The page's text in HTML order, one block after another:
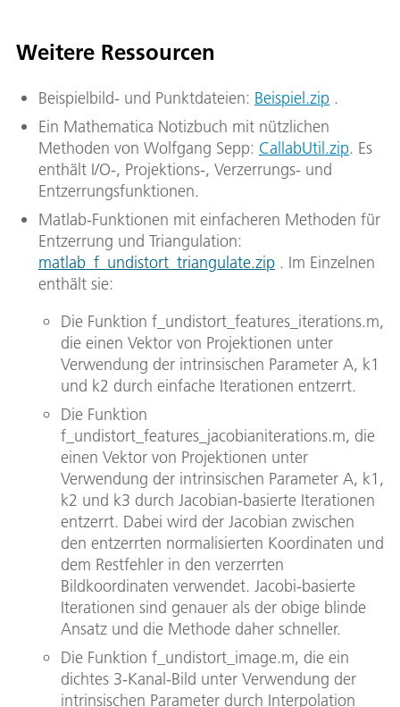
Weitere Ressourcen
Beispielbild- und Punktdateien: Beispiel.zip .
Ein Mathematica Notizbuch mit nützlichen
Methoden von Wolfgang Sepp: CallabUtil.zip. Es
enthält I/O-, Projektions-, Verzerrungs- und
Entzerrungsfunktionen.
Matlab-Funktionen mit einfacheren Methoden für
Entzerrung und Triangulation:
matlab_f_undistort_triangulate.zip . Im Einzelnen
enthält sie:
Die Funktion f_undistort_features_iterations.m,
die einen Vektor von Projektionen unter
Verwendung der intrinsischen Parameter A, k1
und k2 durch einfache Iterationen entzerrt.
Die Funktion
f_undistort_features_jacobianiterations.m, die
einen Vektor von Projektionen unter
Verwendung der intrinsischen Parameter A, k1,
k2 und k3 durch Jacobian-basierte Iterationen
entzerrt. Dabei wird der Jacobian zwischen
den entzerrten normalisierten Koordinaten und
dem Restfehler in den verzerrten
Bildkoordinaten verwendet. Jacobi-basierte
Iterationen sind genauer als der obige blinde
Ansatz und die Methode daher schneller.
Die Funktion f_undistort_image.m, die ein
dichtes 3-Kanal-Bild unter Verwendung der
intrinsischen Parameter durch Interpolation